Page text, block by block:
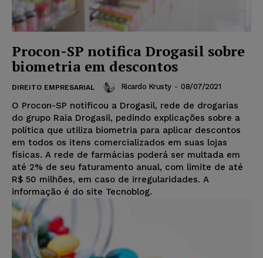
Procon-SP notifica Drogasil sobre
biometria em descontos
DIREITO EMPRESARIAL Ricardo Krusty - 08/07/2021
O Procon-SP notificou a Drogasil, rede de drogarias
do grupo Raia Drogasil, pedindo explicações sobre a
política que utiliza biometria para aplicar descontos
em todos os itens comercializados em suas lojas
físicas. A rede de farmácias poderá ser multada em
até 2% de seu faturamento anual, com limite de até
R$ 50 milhões, em caso de irregularidades. A
informação é do site Tecnoblog.